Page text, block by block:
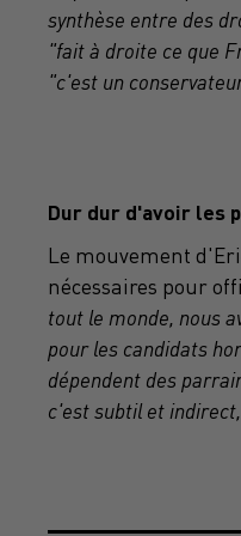
synthèse entre des
"fait à droite ce que
"c'est un
Dur dur d'avoir les
Le mouvement
nécessaires pour
tout le monde, nous
pour les candidats
dépendent des
c'est subtil et